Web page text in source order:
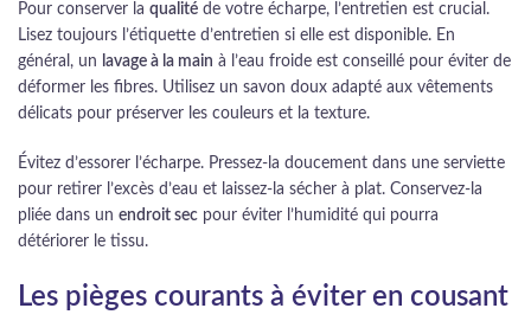
Pour conserver la qualité de votre écharpe, l’entretien est crucial.
Lisez toujours l’étiquette d’entretien si elle est disponible. En
général, un lavage à la main à l’eau froide est conseillé pour éviter de
déformer les fibres. Utilisez un savon doux adapté aux vêtements
délicats pour préserver les couleurs et la texture.
Évitez d’essorer l’écharpe. Pressez-la doucement dans une serviette
pour retirer l’excès d’eau et laissez-la sécher à plat. Conservez-la
pliée dans un endroit sec pour éviter l’humidité qui pourra
détériorer le tissu.
Les pièges courants à éviter en cousant